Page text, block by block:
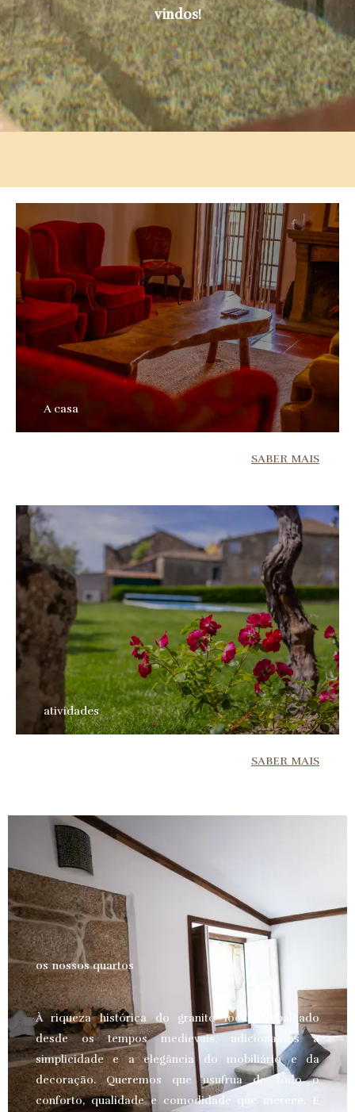
vindos!
A casa
SABER MAIS
atividades
SABER MAIS
os nossos quartos
À riqueza histórica do granito local, trabalhado
desde os tempos medievais, adicionamos a
simplicidade e a elegância do mobiliário e da
decoração. Queremos que usufrua de todo o
conforto, qualidade e comodidade que merece.
E